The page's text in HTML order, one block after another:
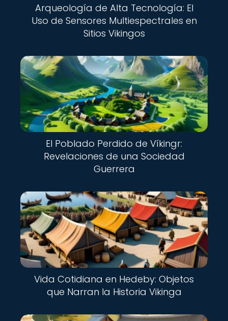
Arqueología de Alta Tecnología: El
Uso de Sensores Multiespectrales en
Sitios Vikingos
El Poblado Perdido de Víkingr:
Revelaciones de una Sociedad
Guerrera
Vida Cotidiana en Hedeby: Objetos
que Narran la Historia Vikinga